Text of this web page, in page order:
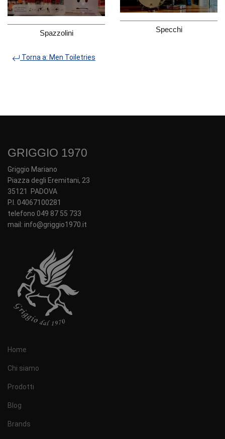
Spazzolini Specchi
Torna a: Men Toiletries
GRIGGIO 1970
Griggio Mariano
Piazza degli Eremitani, 23
35121 PADOVA
P.I. 04067100281
telefono 049 87 55 733
mail: info@griggio1970.it
Home
Chi siamo
Prodotti
Blog
Brands